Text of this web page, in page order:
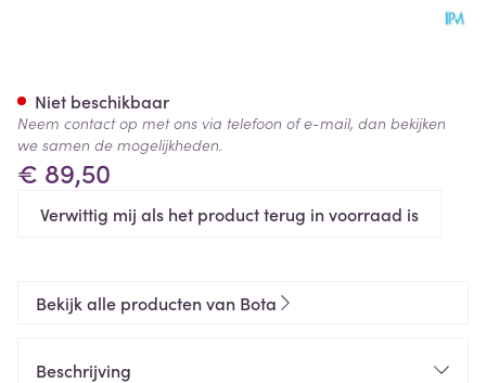
€ 89,50
Verwittig mij als het product terug in voorraad is
Niet beschikbaar
Neem contact op met ons via telefoon of e-mail, dan bekijken
we samen de mogelijkheden.
Bekijk alle producten van Bota
Beschrijving